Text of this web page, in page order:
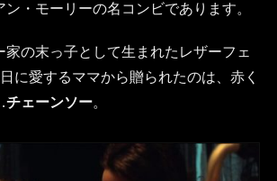
・モーリーの名コンビであります。
家の末っ子として生まれたレザーフェ
に愛するママから贈られたのは、赤く
チェーンソー。